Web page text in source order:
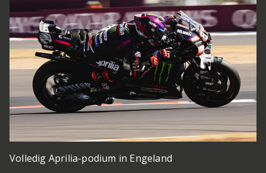
Volledig Aprilia-podium in Engeland